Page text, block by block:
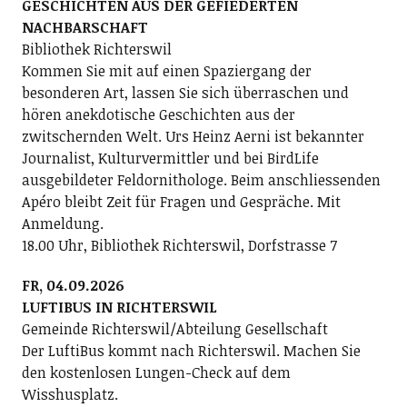
GESCHICHTEN AUS DER GEFIEDERTEN
NACHBARSCHAFT
Bibliothek Richterswil
Kommen Sie mit auf einen Spaziergang der
besonderen Art, lassen Sie sich überraschen und
hören anekdotische Geschichten aus der
zwitschernden Welt. Urs Heinz Aerni ist bekannter
Journalist, Kulturvermittler und bei BirdLife
ausgebildeter Feldornithologe. Beim anschliessenden
Apéro bleibt Zeit für Fragen und Gespräche. Mit
Anmeldung.
18.00 Uhr, Bibliothek Richterswil, Dorfstrasse 7
FR, 04.09.2026
LUFTIBUS IN RICHTERSWIL
Gemeinde Richterswil/Abteilung Gesellschaft
Der LuftiBus kommt nach Richterswil. Machen Sie
den kostenlosen Lungen-Check auf dem
Wisshusplatz.